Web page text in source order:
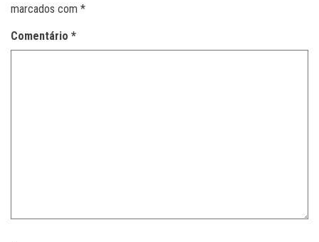
marcados com *
Comentário *